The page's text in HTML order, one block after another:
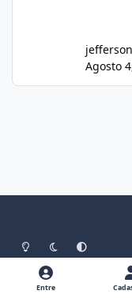
Agosto
Light ModeDark ModeSystem
Idiomas Tema
Entre